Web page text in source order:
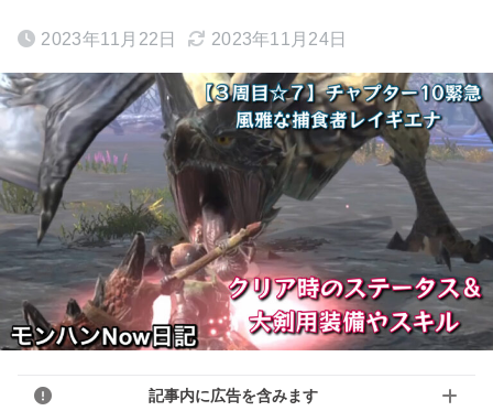
2023年11月22日 2023年11月24日
記事内に広告を含みます